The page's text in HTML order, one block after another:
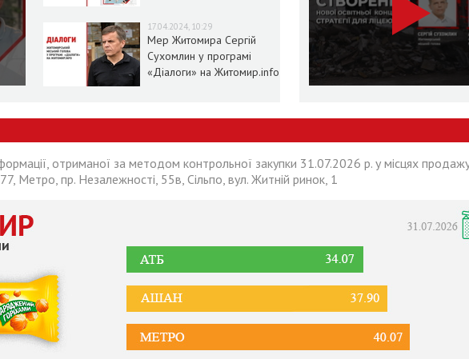
17.04.2024, 10:29
Мер Житомира Сергій
Сухомлин у програмі
«Діалоги» на Житомир.info
отриманої за методом контрольної закупки 31.07.2026 р. у місцях
Метро, пр. Незалежності, 55в, Сільпо, вул. Житній ринок, 1